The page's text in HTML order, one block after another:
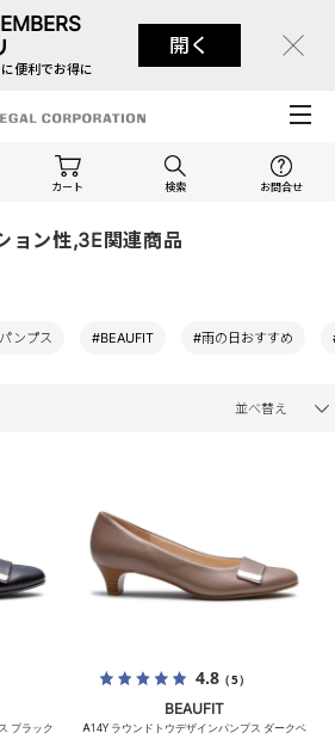
便利でお得に
開く
カート 検索 お問合せ
ョン性,3E関連商品
ンプス #BEAUFIT #雨の日おすすめ
並べ替え
ブラック
4.8（5）
BEAUFIT
A14Y ラウンドトウデザインパンプス ダークベ